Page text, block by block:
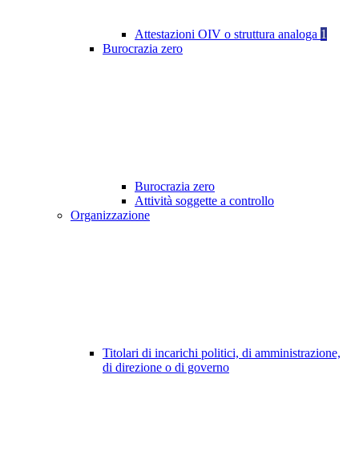
Attestazioni OIV o struttura analoga 1
Burocrazia zero
Burocrazia zero
Attività soggette a controllo
Organizzazione
Titolari di incarichi politici, di amministrazione,
di direzione o di governo